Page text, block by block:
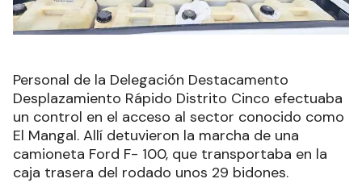
Personal de la Delegación Destacamento
Desplazamiento Rápido Distrito Cinco efectuaba
un control en el acceso al sector conocido como
El Mangal. Allí detuvieron la marcha de una
camioneta Ford F- 100, que transportaba en la
caja trasera del rodado unos 29 bidones.